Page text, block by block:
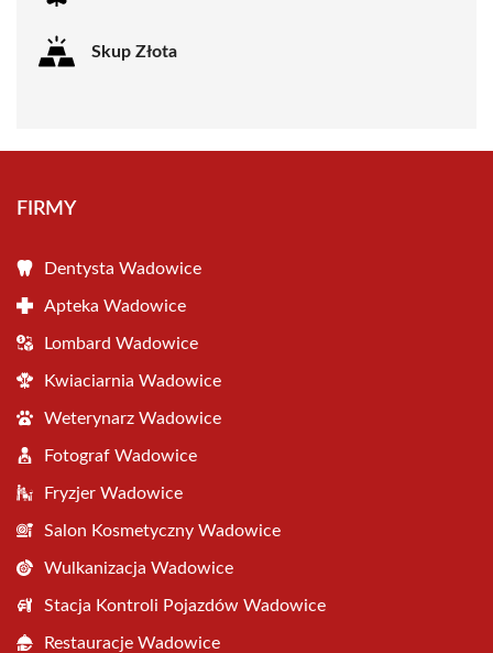
Skup Złota
FIRMY
Dentysta Wadowice
Apteka Wadowice
Lombard Wadowice
Kwiaciarnia Wadowice
Weterynarz Wadowice
Fotograf Wadowice
Fryzjer Wadowice
Salon Kosmetyczny Wadowice
Wulkanizacja Wadowice
Stacja Kontroli Pojazdów Wadowice
Restauracje Wadowice